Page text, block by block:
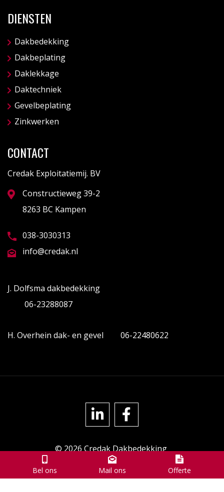
Bel ons Mail ons Offerte
DIENSTEN
Dakbedekking
Dakbeplating
Daklekkage
Daktechniek
Gevelbeplating
Zinkwerken
CONTACT
Credak Exploitatiemij. BV
Constructieweg 39-2
8263 BC Kampen
038-3030313
info@credak.nl
J. Dolfsma dakbedekking
06-23288087
H. Overhein dak- en gevel 06-22480622
© 2026Credak Dakbedekking
Privacyverklaring